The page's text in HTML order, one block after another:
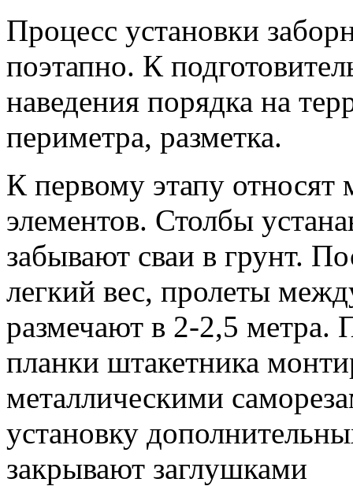
Процесс установки
поэтапно. К
наведения порядка на
периметра, разметка.
К первому этапу
элементов. Столбы
забывают сваи в грунт.
легкий вес, пролеты
размечают в 2-2,5 метра.
планки штакетника
металлическими
установку
закрывают заглушками